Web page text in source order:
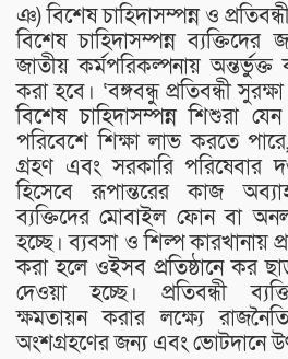
ঞ) বিশেষ চাহিদাসম্পন্ন ও
বিশেষ চাহিদাসম্পন্ন
জাতীয় কর্মপরিকল্পনায়
করা হবে। ‘বঙ্গবন্ধু প্রতিবন্ধী
বিশেষ চাহিদাসম্পন্ন শিশুরা
পরিবেশে শিক্ষা লাভ করতে
গ্রহণ এবং সরকারি পরিষেবার
হিসেবে রূপান্তরের কাজ
ব্যক্তিদের মোবাইল ফোন বা
হচ্ছে। ব্যবসা ও শিল্প কারখানায়
করা হলে ওইসব প্রতিষ্ঠানে কর
দেওয়া হচ্ছে। প্রতিবন্ধী
ক্ষমতায়ন করার লক্ষ্যে
অংশগ্রহণের জন্য এবং ভোটদানে